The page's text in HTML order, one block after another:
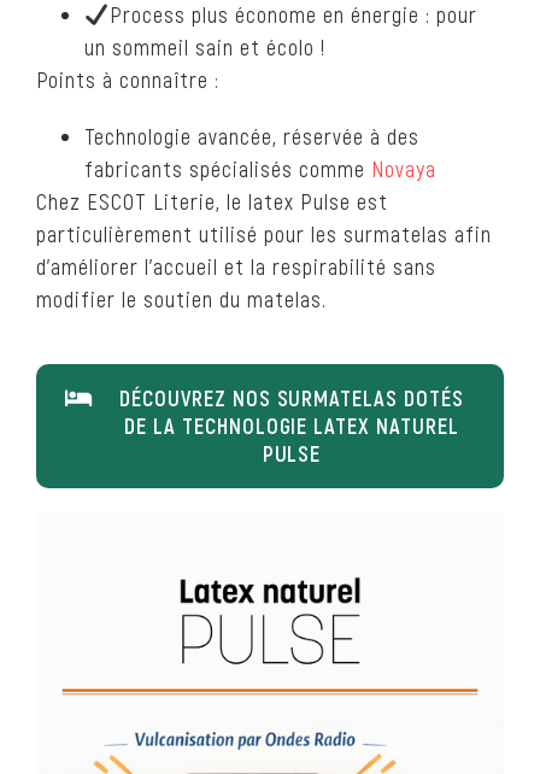
Process plus économe en énergie : pour
un sommeil sain et écolo !
Points à connaître :
Technologie avancée, réservée à des
fabricants spécialisés comme Novaya
Chez ESCOT Literie, le latex Pulse est
particulièrement utilisé pour les surmatelas afin
d’améliorer l’accueil et la respirabilité sans
modifier le soutien du matelas.
DÉCOUVREZ NOS SURMATELAS DOTÉS
DE LA TECHNOLOGIE LATEX NATUREL
PULSE